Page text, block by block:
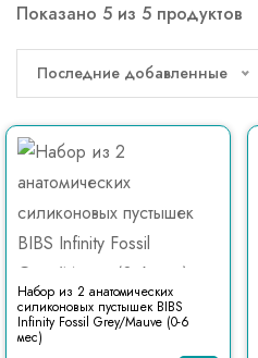
Показано 5 из 5 продуктов
Последние добавленные
Набор из 2 анатомических
силиконовых пустышек BIBS
Infinity Fossil Grey/Mauve (0-6
мес)